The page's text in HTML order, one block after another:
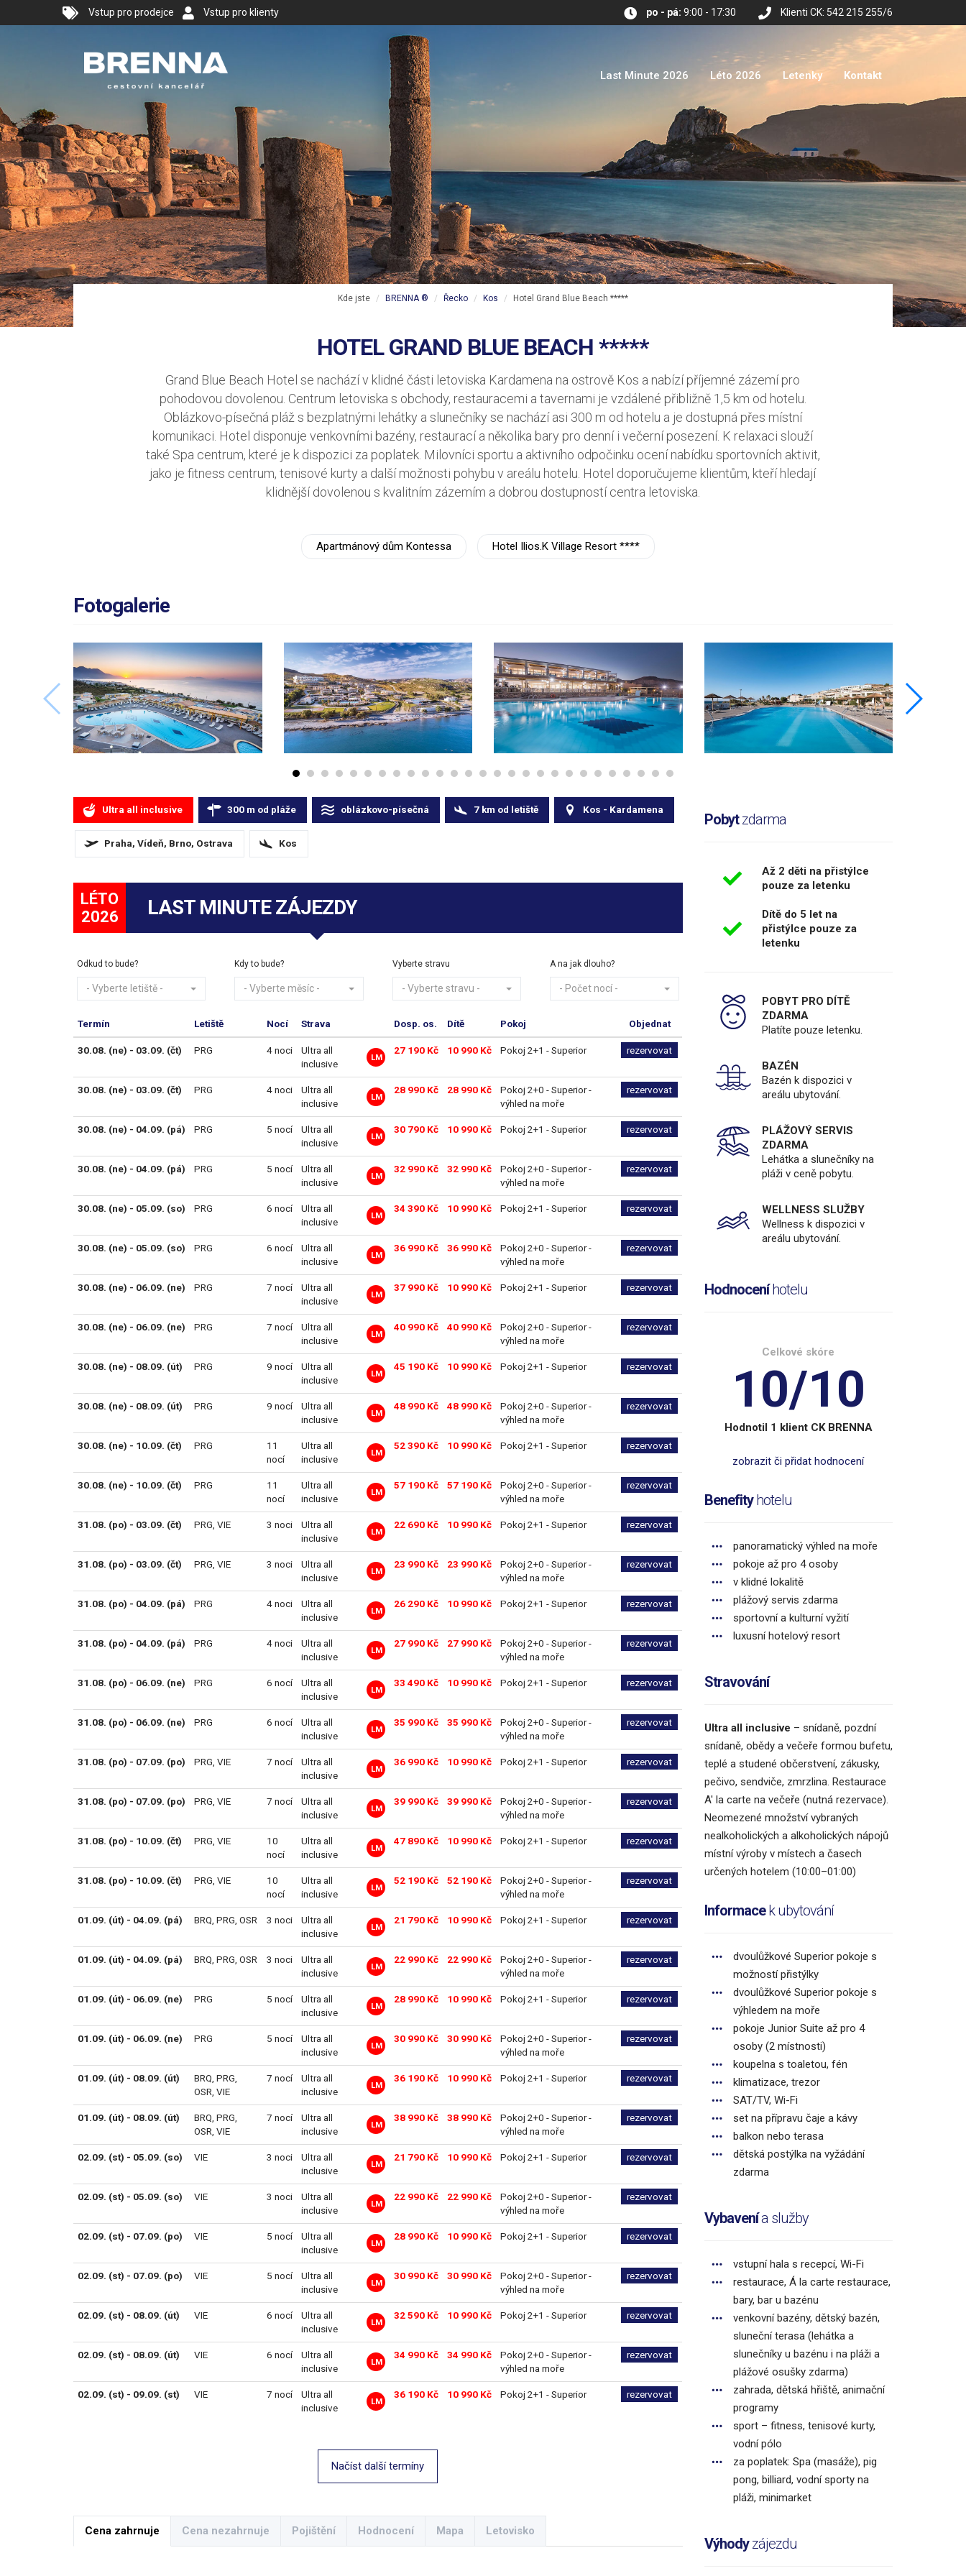
Vstup pro prodejce Vstup pro klienty Klienti CK: 542 215 255/6
po - pá: 9:00 - 17:30
Last Minute 2026 Léto 2026 Letenky Kontakt
Kde jste BRENNA ® Řecko Kos Hotel Grand Blue Beach *****
HOTEL GRAND BLUE BEACH *****
Grand Blue Beach Hotel se nachází v klidné části letoviska Kardamena na ostrově Kos a nabízí příjemné zázemí pro
pohodovou dovolenou. Centrum letoviska s obchody, restauracemi a tavernami je vzdálené přibližně 1,5 km od hotelu.
Oblázkovo-písečná pláž s bezplatnými lehátky a slunečníky se nachází asi 300 m od hotelu a je dostupná přes místní
komunikaci. Hotel disponuje venkovními bazény, restaurací a několika bary pro denní i večerní posezení. K relaxaci slouží
také Spa centrum, které je k dispozici za poplatek. Milovníci sportu a aktivního odpočinku ocení nabídku sportovních aktivit,
jako je fitness centrum, tenisové kurty a další možnosti pohybu v areálu hotelu. Hotel doporučujeme klientům, kteří hledají
klidnější dovolenou s kvalitním zázemím a dobrou dostupností centra letoviska.
Apartmánový dům Kontessa Hotel Ilios.K Village Resort ****
Fotogalerie
Ultra all inclusive 300 m od pláže oblázkovo-písečná 7 km od letiště Kos - Kardamena
Praha, Vídeň, Brno, Ostrava Kos
LÉTO
2026
LAST MINUTE ZÁJEZDY
Odkud to bude?
- Vyberte letiště -
Kdy to bude?
- Vyberte měsíc -
Vyberte stravu
- Vyberte stravu -
A na jak dlouho?
- Počet nocí -
Termín Letiště Nocí Strava Dosp. os. Dítě Pokoj Objednat
30.08. (ne) - 03.09. (čt) PRG 4 noci
Ultra all
inclusive
LM
27 190 Kč 10 990 Kč Pokoj 2+1 - Superior rezervovat
30.08. (ne) - 03.09. (čt) PRG 4 noci
Ultra all
inclusive
LM
28 990 Kč 28 990 Kč
Pokoj 2+0 - Superior -
výhled na moře
rezervovat
30.08. (ne) - 04.09. (pá) PRG 5 nocí
Ultra all
inclusive
LM
30 790 Kč 10 990 Kč Pokoj 2+1 - Superior rezervovat
30.08. (ne) - 04.09. (pá) PRG 5 nocí
Ultra all
inclusive
LM
32 990 Kč 32 990 Kč
Pokoj 2+0 - Superior -
výhled na moře
rezervovat
30.08. (ne) - 05.09. (so) PRG 6 nocí
Ultra all
inclusive
LM
34 390 Kč 10 990 Kč Pokoj 2+1 - Superior rezervovat
30.08. (ne) - 05.09. (so) PRG 6 nocí
Ultra all
inclusive
LM
36 990 Kč 36 990 Kč
Pokoj 2+0 - Superior -
výhled na moře
rezervovat
30.08. (ne) - 06.09. (ne) PRG 7 nocí
Ultra all
inclusive
LM
37 990 Kč 10 990 Kč Pokoj 2+1 - Superior rezervovat
30.08. (ne) - 06.09. (ne) PRG 7 nocí
Ultra all
inclusive
LM
40 990 Kč 40 990 Kč
Pokoj 2+0 - Superior -
výhled na moře
rezervovat
30.08. (ne) - 08.09. (út) PRG 9 nocí
Ultra all
inclusive
LM
45 190 Kč 10 990 Kč Pokoj 2+1 - Superior rezervovat
30.08. (ne) - 08.09. (út) PRG 9 nocí
Ultra all
inclusive
LM
48 990 Kč 48 990 Kč
Pokoj 2+0 - Superior -
výhled na moře
rezervovat
30.08. (ne) - 10.09. (čt) PRG
11
nocí
Ultra all
inclusive
LM
52 390 Kč 10 990 Kč Pokoj 2+1 - Superior rezervovat
30.08. (ne) - 10.09. (čt) PRG
11
nocí
Ultra all
inclusive
LM
57 190 Kč 57 190 Kč
Pokoj 2+0 - Superior -
výhled na moře
rezervovat
31.08. (po) - 03.09. (čt) PRG, VIE 3 noci
Ultra all
inclusive
LM
22 690 Kč 10 990 Kč Pokoj 2+1 - Superior rezervovat
31.08. (po) - 03.09. (čt) PRG, VIE 3 noci
Ultra all
inclusive
LM
23 990 Kč 23 990 Kč
Pokoj 2+0 - Superior -
výhled na moře
rezervovat
31.08. (po) - 04.09. (pá) PRG 4 noci
Ultra all
inclusive
LM
26 290 Kč 10 990 Kč Pokoj 2+1 - Superior rezervovat
31.08. (po) - 04.09. (pá) PRG 4 noci
Ultra all
inclusive
LM
27 990 Kč 27 990 Kč
Pokoj 2+0 - Superior -
výhled na moře
rezervovat
31.08. (po) - 06.09. (ne) PRG 6 nocí
Ultra all
inclusive
LM
33 490 Kč 10 990 Kč Pokoj 2+1 - Superior rezervovat
31.08. (po) - 06.09. (ne) PRG 6 nocí
Ultra all
inclusive
LM
35 990 Kč 35 990 Kč
Pokoj 2+0 - Superior -
výhled na moře
rezervovat
31.08. (po) - 07.09. (po) PRG, VIE 7 nocí
Ultra all
inclusive
LM
36 990 Kč 10 990 Kč Pokoj 2+1 - Superior rezervovat
31.08. (po) - 07.09. (po) PRG, VIE 7 nocí
Ultra all
inclusive
LM
39 990 Kč 39 990 Kč
Pokoj 2+0 - Superior -
výhled na moře
rezervovat
31.08. (po) - 10.09. (čt) PRG, VIE
10
nocí
Ultra all
inclusive
LM
47 890 Kč 10 990 Kč Pokoj 2+1 - Superior rezervovat
31.08. (po) - 10.09. (čt) PRG, VIE
10
nocí
Ultra all
inclusive
LM
52 190 Kč 52 190 Kč
Pokoj 2+0 - Superior -
výhled na moře
rezervovat
01.09. (út) - 04.09. (pá) BRQ, PRG, OSR 3 noci
Ultra all
inclusive
LM
21 790 Kč 10 990 Kč Pokoj 2+1 - Superior rezervovat
01.09. (út) - 04.09. (pá) BRQ, PRG, OSR 3 noci
Ultra all
inclusive
LM
22 990 Kč 22 990 Kč
Pokoj 2+0 - Superior -
výhled na moře
rezervovat
01.09. (út) - 06.09. (ne) PRG 5 nocí
Ultra all
inclusive
LM
28 990 Kč 10 990 Kč Pokoj 2+1 - Superior rezervovat
01.09. (út) - 06.09. (ne) PRG 5 nocí
Ultra all
inclusive
LM
30 990 Kč 30 990 Kč
Pokoj 2+0 - Superior -
výhled na moře
rezervovat
01.09. (út) - 08.09. (út) BRQ, PRG,
OSR, VIE
7 nocí
Ultra all
inclusive
LM
36 190 Kč 10 990 Kč Pokoj 2+1 - Superior rezervovat
01.09. (út) - 08.09. (út) BRQ, PRG,
OSR, VIE
7 nocí
Ultra all
inclusive
LM
38 990 Kč 38 990 Kč
Pokoj 2+0 - Superior -
výhled na moře
rezervovat
02.09. (st) - 05.09. (so) VIE 3 noci
Ultra all
inclusive
LM
21 790 Kč 10 990 Kč Pokoj 2+1 - Superior rezervovat
02.09. (st) - 05.09. (so) VIE 3 noci
Ultra all
inclusive
LM
22 990 Kč 22 990 Kč
Pokoj 2+0 - Superior -
výhled na moře
rezervovat
02.09. (st) - 07.09. (po) VIE 5 nocí
Ultra all
inclusive
LM
28 990 Kč 10 990 Kč Pokoj 2+1 - Superior rezervovat
02.09. (st) - 07.09. (po) VIE 5 nocí
Ultra all
inclusive
LM
30 990 Kč 30 990 Kč
Pokoj 2+0 - Superior -
výhled na moře
rezervovat
02.09. (st) - 08.09. (út) VIE 6 nocí
Ultra all
inclusive
LM
32 590 Kč 10 990 Kč Pokoj 2+1 - Superior rezervovat
02.09. (st) - 08.09. (út) VIE 6 nocí
Ultra all
inclusive
LM
34 990 Kč 34 990 Kč
Pokoj 2+0 - Superior -
výhled na moře
rezervovat
02.09. (st) - 09.09. (st) VIE 7 nocí
Ultra all
inclusive
LM
36 190 Kč 10 990 Kč Pokoj 2+1 - Superior rezervovat
Načíst další termíny
Cena zahrnuje Cena nezahrnuje Pojištění Hodnocení Mapa Letovisko
Pobytzdarma
Až 2 děti na přistýlce
pouze za letenku
Dítě do 5 let na
přistýlce pouze za
letenku
POBYT PRO DÍTĚ
ZDARMA
Platíte pouze letenku.
BAZÉN
Bazén k dispozici v
areálu ubytování.
PLÁŽOVÝ SERVIS
ZDARMA
Lehátka a slunečníky na
pláži v ceně pobytu.
WELLNESS SLUŽBY
Wellness k dispozici v
areálu ubytování.
Hodnoceníhotelu
Celkové skóre
10/10
Hodnotil 1 klient CK BRENNA
zobrazit či přidat hodnocení
Benefityhotelu
panoramatický výhled na moře
pokoje až pro 4 osoby
v klidné lokalitě
plážový servis zdarma
sportovní a kulturní vyžití
luxusní hotelový resort
Stravování
Ultra all inclusive – snídaně, pozdní
snídaně, obědy a večeře formou bufetu,
teplé a studené občerstvení, zákusky,
pečivo, sendviče, zmrzlina. Restaurace
A' la carte na večeře (nutná rezervace).
Neomezené množství vybraných
nealkoholických a alkoholických nápojů
místní výroby v místech a časech
určených hotelem (10:00–01:00)
Informacek ubytování
dvoulůžkové Superior pokoje s
možností přistýlky
dvoulůžkové Superior pokoje s
výhledem na moře
pokoje Junior Suite až pro 4
osoby (2 místnosti)
koupelna s toaletou, fén
klimatizace, trezor
SAT/TV, Wi-Fi
set na přípravu čaje a kávy
balkon nebo terasa
dětská postýlka na vyžádání
zdarma
Vybavenía služby
vstupní hala s recepcí, Wi-Fi
restaurace, Á la carte restaurace,
bary, bar u bazénu
venkovní bazény, dětský bazén,
sluneční terasa (lehátka a
slunečníky u bazénu i na pláži a
plážové osušky zdarma)
zahrada, dětská hřiště, animační
programy
sport – fitness, tenisové kurty,
vodní pólo
za poplatek: Spa (masáže), pig
pong, billiard, vodní sporty na
pláži, minimarket
Výhodyzájezdu